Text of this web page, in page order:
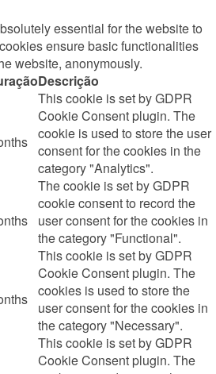
essential for the website to
ensure basic functionalities
website, anonymously.
Descrição
This cookie is set by GDPR
Cookie Consent plugin. The
cookie is used to store the user
consent for the cookies in the
category "Analytics".
The cookie is set by GDPR
cookie consent to record the
user consent for the cookies in
the category "Functional".
This cookie is set by GDPR
Cookie Consent plugin. The
cookies is used to store the
user consent for the cookies in
the category "Necessary".
This cookie is set by GDPR
Cookie Consent plugin. The